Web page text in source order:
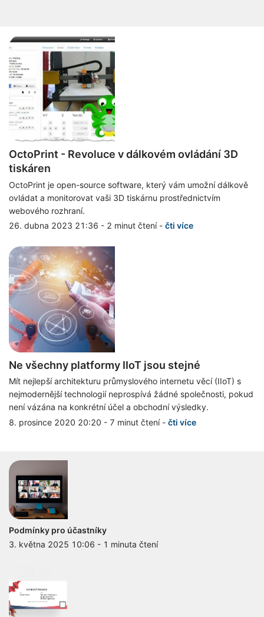
OctoPrint - Revoluce v dálkovém ovládání 3D
tiskáren
OctoPrint je open-source software, který vám umožní dálkově
ovládat a monitorovat vaši 3D tiskárnu prostřednictvím
webového rozhraní.
26. dubna 2023 21:36 - 2 minut čtení- čti více
Ne všechny platformy IIoT jsou stejné
Mít nejlepší architekturu průmyslového internetu věcí (IIoT) s
nejmodernější technologií neprospívá žádné společnosti, pokud
není vázána na konkrétní účel a obchodní výsledky.
8. prosince 2020 20:20 - 7 minut čtení- čti více
Podmínky pro účastníky
3. května 2025 10:06 - 1 minuta čtení